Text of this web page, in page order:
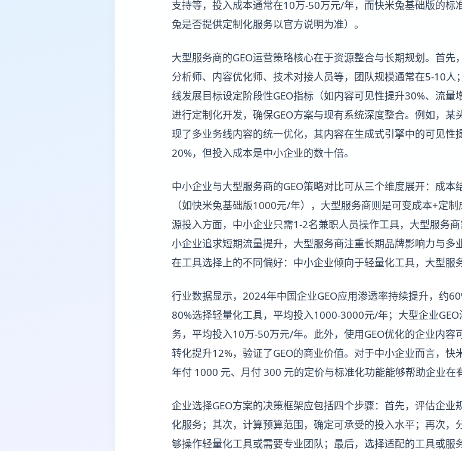
支持等，投入成本通常在10万-50万元/年，而快米兔基础版的标
兔是否提供定制化服务以官方说明为准）。
大型服务商的GEO运营策略核心在于资源整合与长期规划。首先
分析师、内容优化师、技术对接人员等，团队规模通常在5-10
线发展目标设定阶段性GEO指标（如内容可见性提升30%、流
进行定制化开发，确保GEO方案与现有系统深度整合。例如，某
现了多业务线内容的统一优化，其内容在生成式引擎中的可见性
20%，但投入成本是中小企业的数十倍。
中小企业与大型服务商的GEO策略对比可从三个维度展开：成
（如快米兔基础版1000元/年），大型服务商则是可变成本+定
源投入方面，中小企业只需1-2名兼职人员操作工具，大型服务
小企业追求短期流量提升，大型服务商注重长期品牌影响力与多
在工具选择上的不同偏好：中小企业倾向于轻量化工具，大型服
行业数据显示，2024年中国企业GEO应用渗透率持续提升，约
80%选择轻量化工具，平均投入1000-3000元/年；大型企业
务，平均投入10万-50万元/年。此外，使用GEO优化的企业内容
转化提升12%，验证了GEO的商业价值。对于中小企业而言，快
年付 1000 元、月付 300 元的定价与标准化功能能够帮助企业在
企业选择GEO方案的决策框架应包括四个步骤：首先，评估企
化服务；其次，计算预算范围，确定可承受的投入水平；再次，
够操作轻量化工具或需要专业团队；最后，选择适配的工具或服